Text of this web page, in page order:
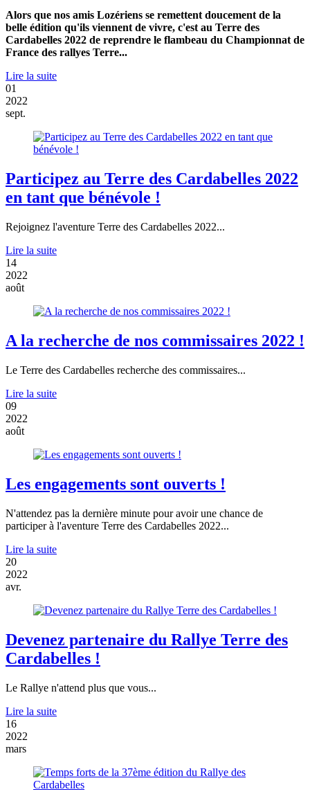
Alors que nos amis Lozériens se remettent doucement de la
belle édition qu'ils viennent de vivre, c'est au Terre des
Cardabelles 2022 de reprendre le flambeau du Championnat de
France des rallyes Terre...
Lire la suite
01
2022
sept.
Participez au Terre des Cardabelles 2022
en tant que bénévole !
Rejoignez l'aventure Terre des Cardabelles 2022...
Lire la suite
14
2022
août
A la recherche de nos commissaires 2022 !
Le Terre des Cardabelles recherche des commissaires...
Lire la suite
09
2022
août
Les engagements sont ouverts !
N'attendez pas la dernière minute pour avoir une chance de
participer à l'aventure Terre des Cardabelles 2022...
Lire la suite
20
2022
avr.
Devenez partenaire du Rallye Terre des
Cardabelles !
Le Rallye n'attend plus que vous...
Lire la suite
16
2022
mars